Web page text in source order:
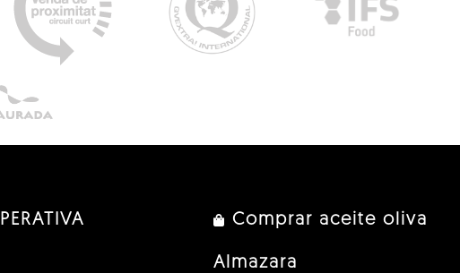
Comprar aceite oliva
Almazara